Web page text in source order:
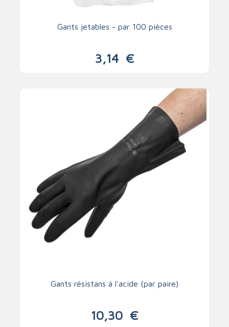
Gants jetables - par 100 pièces
3,14 €
Gants résistans à l'acide (par paire)
10,30 €